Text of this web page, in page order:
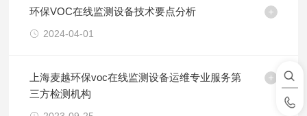
环保VOC在线监测设备技术要点分析
2024-04-01
上海麦越环保voc在线监测设备运维专业服务第
三方检测机构